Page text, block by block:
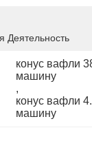
Деятельность
конус вафли
машину
,
конус вафли
машину